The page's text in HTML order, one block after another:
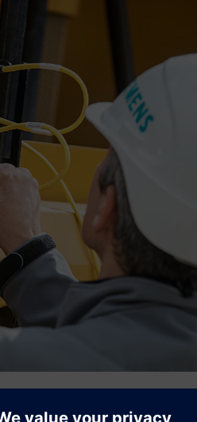
maximum flexibility in how it
temperatures, moisture, mud